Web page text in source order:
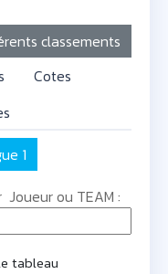
classements
Cotes
1
Joueur ou TEAM :
tableau